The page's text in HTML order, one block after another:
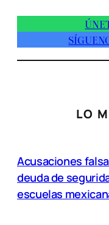
LO
Acusaciones
deuda de
escuelas